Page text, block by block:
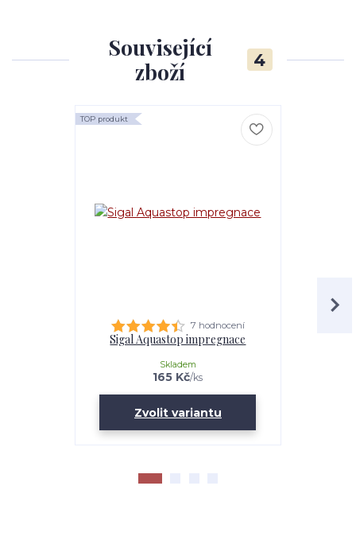
Související
zboží
4
TOP produkt
7 hodnocení
Sigal Aquastop impregnace
165 Kč/ks
Skladem
Zvolit variantu